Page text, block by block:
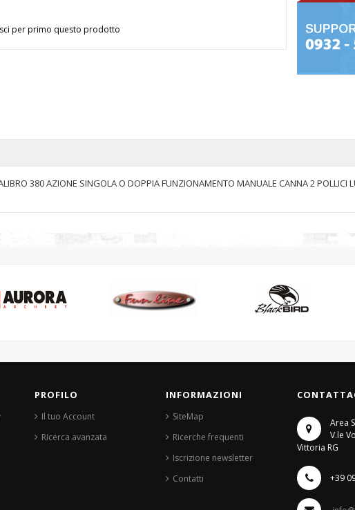
per primo questo prodotto
380 AZIONE SINGOLA O DOPPIA FUNZIONAMENTO MANUALE CANNA 2 POLLICI
PROFILO
Il tuo Account
Ricerca avanzata
INFORMAZIONI
SiteMap
Ricerche frequenti
Iscrizione newsletter
Contatti
Area
V.le
Vittoria RG
+39